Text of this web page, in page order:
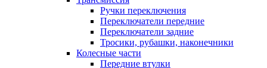
Ручки переключения
Переключатели передние
Переключатели задние
Тросики, рубашки, наконечники
Колесные части
Передние втулки